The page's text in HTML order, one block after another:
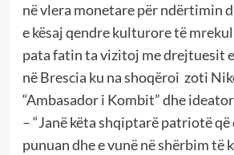
në vlera monetare për ndërtimin
e kësaj qendre kulturore të
pata fatin ta vizitoj me drejtuesit e
në Brescia ku na shoqëroi zoti
“Ambasador i Kombit” dhe
– “Janë këta shqiptarë patriotë
punuan dhe e vunë në shërbim